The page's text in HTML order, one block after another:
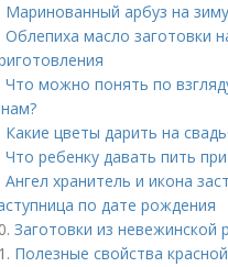
Маринованный арбуз на
Облепиха масло заготовки
Что можно понять по
Какие цветы дарить на
Что ребенку давать пить
Ангел хранитель и икона
по дате рождения
Заготовки из
Полезные свойства